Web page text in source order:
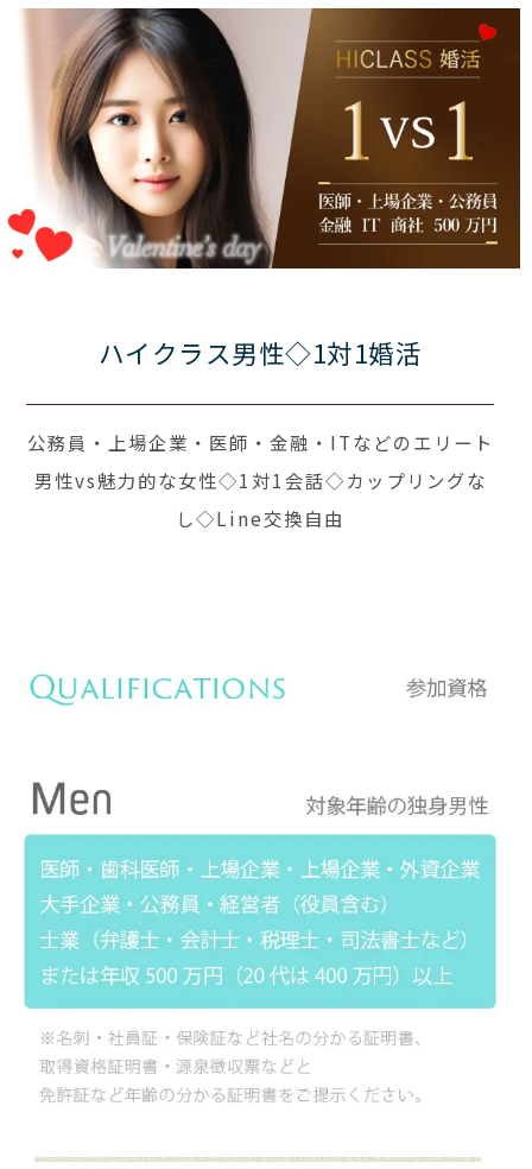
ハイクラス男性◇1対1婚活
公務員・上場企業・医師・金融・ITなどのエリート
男性vs魅力的な女性◇1対1会話◇カップリングな
し◇Line交換自由